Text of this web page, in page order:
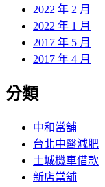
2022 年 2 月
2022 年 1 月
2017 年 5 月
2017 年 4 月
分類
中和當舖
台北中醫減肥
土城機車借款
新店當舖